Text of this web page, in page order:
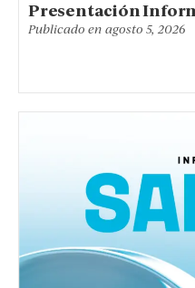
Presentación
Publicado en agosto 5, 2026